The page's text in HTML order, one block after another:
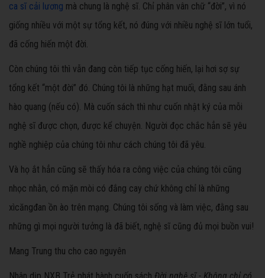
ca sĩ cải lương mà chung là nghệ sĩ. Chỉ phân vân chữ “đời”, vì nó
giống nhiều với một sự tổng kết, nó đúng với nhiều nghệ sĩ lớn tuổi,
đã cống hiến một đời.
Còn chúng tôi thì vẫn đang còn tiếp tục cống hiến, lại hơi sợ sự
tổng kết “một đời” đó. Chúng tôi là những hạt muối, đằng sau ánh
hào quang (nếu có). Mà cuốn sách thì như cuốn nhật ký của mỗi
nghệ sĩ được chọn, được kể chuyện. Người đọc chắc hẳn sẽ yêu
nghề nghiệp của chúng tôi như cách chúng tôi đã yêu.
Và họ ắt hẳn cũng sẽ thấy hóa ra công việc của chúng tôi cũng
nhọc nhằn, có mặn mòi có đắng cay chứ không chỉ là những
xìcăngđan ồn ào trên mạng. Chúng tôi sống và làm việc, đằng sau
những gì mọi người tưởng là đã biết, nghệ sĩ cũng đủ mọi buồn vui!
Mang Trung thu cho cao nguyên